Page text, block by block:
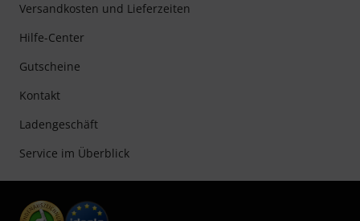
Versandkosten und Lieferzeiten
Hilfe-Center
Gutscheine
Kontakt
Ladengeschäft
Service im Überblick